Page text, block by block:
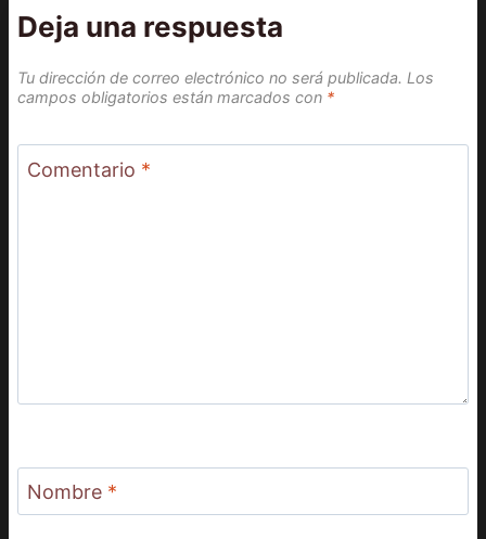
Deja una respuesta
Tu dirección de correo electrónico no será publicada. Los
campos obligatorios están marcados con *
Comentario *
Nombre *